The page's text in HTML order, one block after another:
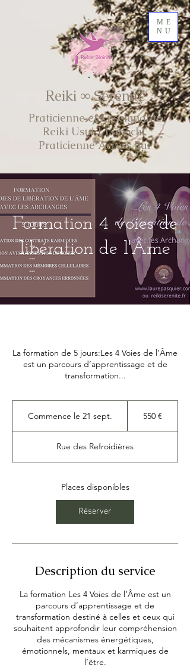
ME
NU
Reiki ∞ Sérénité
Praticienne et Enseignante
Reiki Usui | Lahochi
Praticienne Access Bar
Formation 4 voies de
libération de l'Âme
La formation de 5 jours:Les 4 Voies de l’Âme
est un parcours d’apprentissage et de
transformation...
Commence le 21 sept.
m
e
c
1
p
.
550 €
Rue des Refroidières
Places disponibles
Réserver
Description du service
La formation Les 4 Voies de l’Âme est un
parcours d’apprentissage et de
transformation destiné à celles et ceux qui
souhaitent approfondir leur compréhension
des mécanismes énergétiques,
émotionnels, mentaux et karmiques de
l’être.